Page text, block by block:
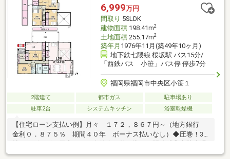
6,999万円
間取り 5SLDK
建物面積198.41m2
土地面積255.17m2
築年月 1976年11月(築49年10ヶ月)
地下鉄七隈線 桜坂駅 バス15分/
「西鉄バス 小笹」バス停 停歩7分
福岡県福岡市中央区小笹１
2階建て 都市ガス
駐車場あり
駐車2台
システムキッチン 浴室乾燥機
【住宅ローン支払い例】月々 １７２，８６７円～（地方銀行
金利０．８７５％ 期間４０年 ボーナス払いなし）◆圧巻！33
並列２台可◆小笹バス停まで徒歩6分で天神、博多まで快適アク